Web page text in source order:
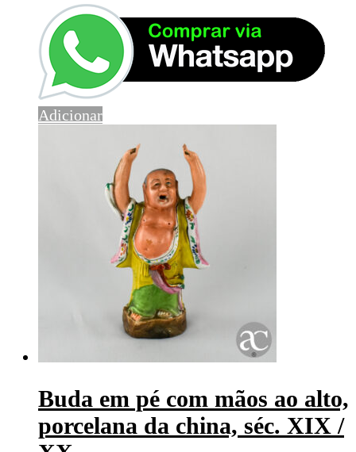
Adicionar
Buda em pé com mãos ao alto,
porcelana da china, séc. XIX /